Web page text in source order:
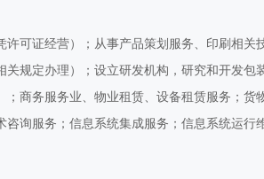
可证经营）；从事产品策划服务、印刷相关
规定办理）；设立研发机构，研究和开发包
商务服务业、物业租赁、设备租赁服务；货
询服务；信息系统集成服务；信息系统运行